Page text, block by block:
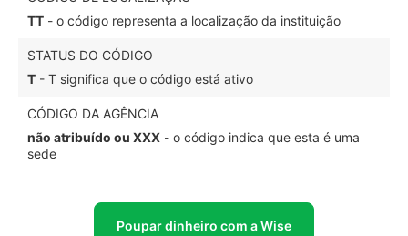
TT - o código representa a localização da instituição
STATUS DO CÓDIGO
T - T significa que o código está ativo
CÓDIGO DA AGÊNCIA
não atribuído ou XXX - o código indica que esta é uma
sede
Poupar dinheiro com a Wise